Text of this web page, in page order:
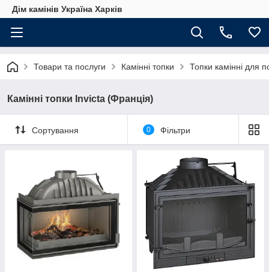
Дім камінів Україна Харків
Товари та послуги Камінні топки Топки камінні для
Камінні топки Invicta (Франція)
Сортування 0 Фільтри